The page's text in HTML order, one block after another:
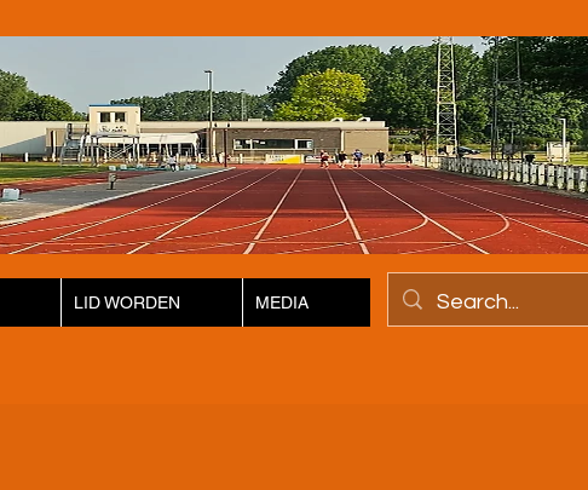
LID WORDEN MEDIA